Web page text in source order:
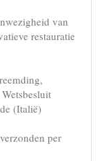
van
restauratie
(Italië)
per